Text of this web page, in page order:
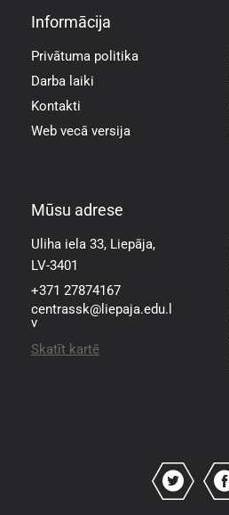
Informācija
Privātuma politika
Darba laiki
Kontakti
Web vecā versija
Mūsu adrese
Uliha iela 33, Liepāja,
LV-3401
+371 27874167
centrassk@liepaja.edu.l
v
Skatīt kartē